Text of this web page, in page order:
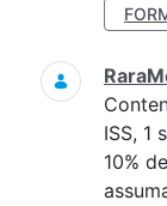
ISS, 1
10%